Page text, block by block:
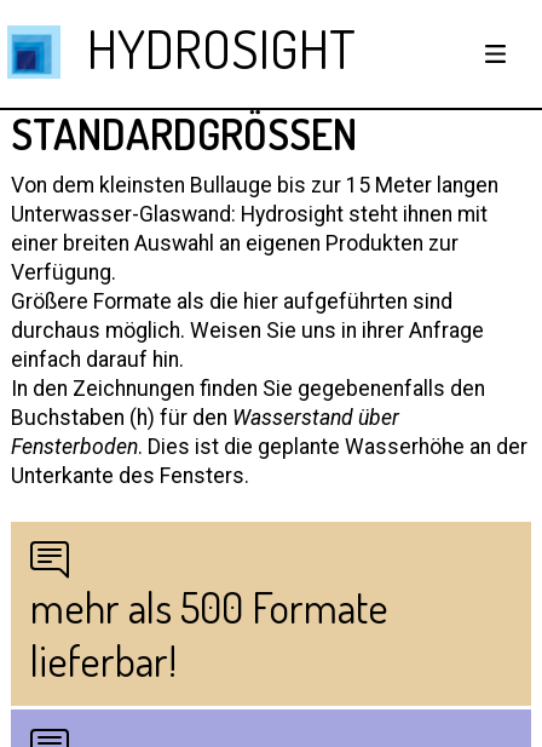
HYDROSIGHT
STANDARDGRÖSSEN
Von dem kleinsten Bullauge bis zur 15 Meter langen
Unterwasser-Glaswand: Hydrosight steht ihnen mit
einer breiten Auswahl an eigenen Produkten zur
Verfügung.
Größere Formate als die hier aufgeführten sind
durchaus möglich. Weisen Sie uns in ihrer Anfrage
einfach darauf hin.
In den Zeichnungen finden Sie gegebenenfalls den
Buchstaben (h) für den Wasserstand über
Fensterboden. Dies ist die geplante Wasserhöhe an der
Unterkante des Fensters.
mehr als 500 Formate
lieferbar!